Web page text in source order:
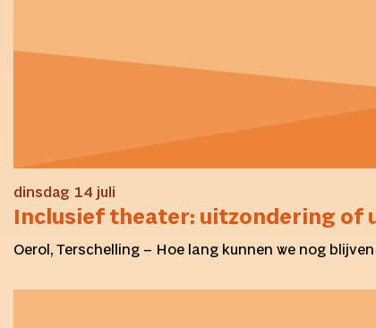
dinsdag 14 juli
Inclusief theater: uitzondering of
Oerol, Terschelling – Hoe lang kunnen we nog